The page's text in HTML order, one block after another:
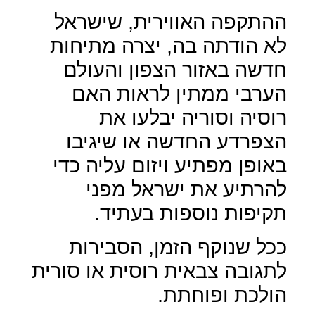
ההתקפה האווירית, שישראל
לא הודתה בה, יצרה מתיחות
חדשה באזור הצפון והעולם
הערבי ממתין לראות האם
רוסיה וסוריה יבלעו את
הצפרדע החדשה או שיגיבו
באופן מפתיע ויזום עליה כדי
להרתיע את ישראל מפני
תקיפות נוספות בעתיד.
ככל שנוקף הזמן, הסבירות
לתגובה צבאית רוסית או סורית
הולכת ופוחתת.